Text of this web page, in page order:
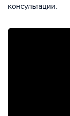
консультации.